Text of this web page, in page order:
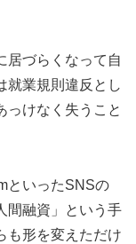
居づらくなって自
就業規則違反とし
っけなく失うこと
といったSNSの
間融資」という手
も形を変えただけ